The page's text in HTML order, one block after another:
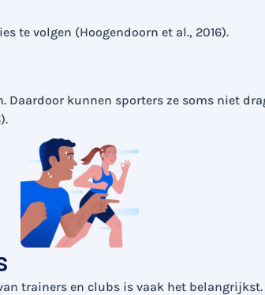
te volgen (Hoogendoorn et al., 2016).
kunnen sporters ze soms niet
trainers en clubs is vaak het